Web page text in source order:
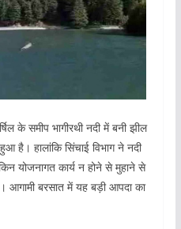
के समीप भागीरथी नदी में बनी झील
है। हालांकि सिंचाई विभाग ने नदी
योजनागत कार्य न होने से मुहाने से
आगामी बरसात में यह बड़ी आपदा का